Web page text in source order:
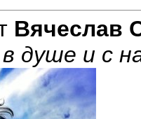
Вячеслав
душе и с